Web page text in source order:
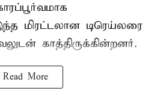
மிரட்டலான டிரெய்லரை
காத்திருக்கின்றனர்.
Read More